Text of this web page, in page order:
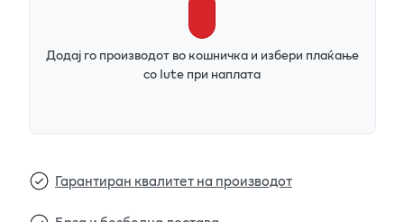
Додај го производот во кошничка и избери плаќање
со Iute при наплата
Гарантиран квалитет на производот